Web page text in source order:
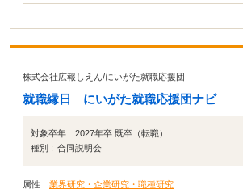
株式会社広報しえん/にいがた就職応援団
就職縁日 にいがた就職応援団ナビ
対象卒年 : 2027年卒 既卒（転職）
種別 : 合同説明会
属性 : 業界研究・企業研究・職種研究